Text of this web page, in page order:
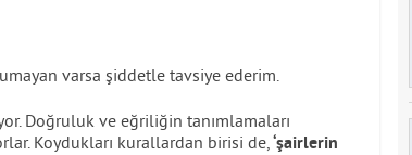
varsa şiddetle tavsiye ederim.
Doğruluk ve eğriliğin tanımlamaları
Koydukları kurallardan birisi de,‘şairlerin